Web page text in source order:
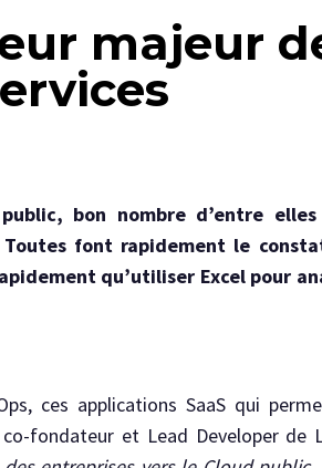
majeur
bon nombre d’entre
Toutes font rapidement le
qu’utiliser Excel pour
ces applications SaaS qui
fondateur et Lead Developer de